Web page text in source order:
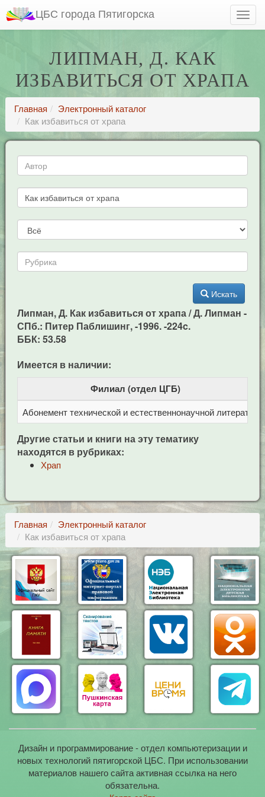
ЦБС города Пятигорска
ЛИПМАН, Д. КАК
ИЗБАВИТЬСЯ ОТ ХРАПА
Главная
Электронный каталог
Как избавиться от храпа
Искать
Липман, Д. Как избавиться от храпа / Д. Липман -
СПб.: Питер Паблишинг, -1996. -224c.
ББК: 53.58
Имеется в наличии:
Филиал (отдел ЦГБ)
Абонемент технической и естественнонаучной литерат
Другие статьи и книги на эту тематику
находятся в рубриках:
Храп
Главная
Электронный каталог
Как избавиться от храпа
Дизайн и программирование - отдел компьютеризации и
новых технологий пятигорской ЦБС. При использовании
материалов нашего сайта активная ссылка на него
обязательна.